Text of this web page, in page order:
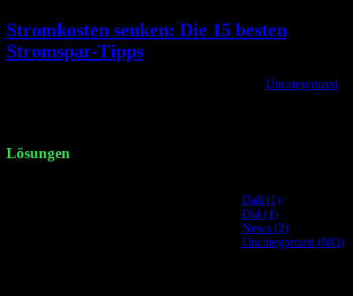
Stromkosten senken: Die 15 besten
Stromspar-Tipps
Uncategorized
Dali (1)
Di4 (1)
News (2)
Uncategorized (683)
Lösungen